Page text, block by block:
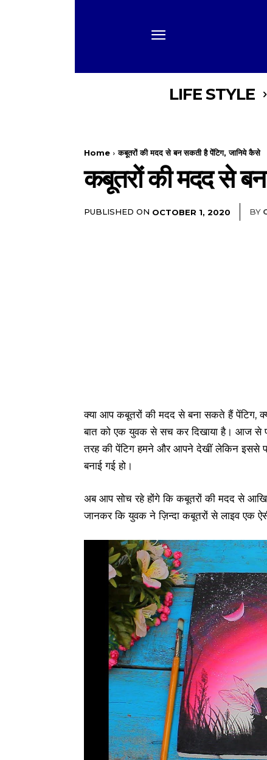
LIFE STYLE
Home कबूतरों की मदद से बन सकती है पेंटिग, जानिये कैसे
कबूतरों की मदद से
PUBLISHED ON OCTOBER 1, 2020 BY
क्या आप कबूतरों की मदद से बना सकते हैं पेंटिग,
बात को एक युवक से सच कर दिखाया है। आज से
तरह की पेंटिग हमने और आपने देखीं लेकिन इससे
बनाई गई हो।
अब आप सोच रहे होंगे कि कबूतरों की मदद से
जानकर कि युवक ने ज़िन्दा कबूतरों से लाइव एक